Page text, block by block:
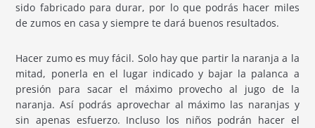
sido fabricado para durar, por lo que podrás hacer miles
de zumos en casa y siempre te dará buenos resultados.
Hacer zumo es muy fácil. Solo hay que partir la naranja a la
mitad, ponerla en el lugar indicado y bajar la palanca a
presión para sacar el máximo provecho al jugo de la
naranja. Así podrás aprovechar al máximo las naranjas y
sin apenas esfuerzo. Incluso los niños podrán hacer el